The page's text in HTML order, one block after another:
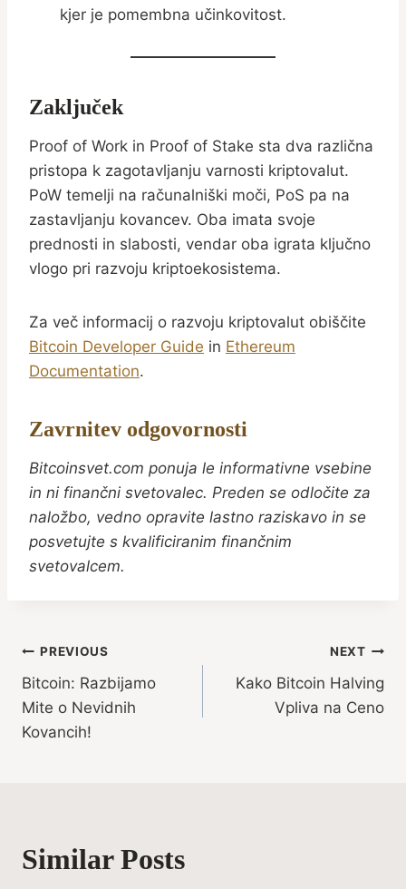
kjer je pomembna učinkovitost.
Zaključek
Proof of Work in Proof of Stake sta dva različna
pristopa k zagotavljanju varnosti kriptovalut.
PoW temelji na računalniški moči, PoS pa na
zastavljanju kovancev. Oba imata svoje
prednosti in slabosti, vendar oba igrata ključno
vlogo pri razvoju kriptoekosistema.
Za več informacij o razvoju kriptovalut obiščite
Bitcoin Developer Guide in Ethereum
Documentation.
Zavrnitev odgovornosti
Bitcoinsvet.com ponuja le informativne vsebine
in ni finančni svetovalec. Preden se odločite za
naložbo, vedno opravite lastno raziskavo in se
posvetujte s kvalificiranim finančnim
svetovalcem.
Post
navigation
PREVIOUS
Bitcoin: Razbijamo
Mite o Nevidnih
Kovancih!
NEXT
Kako Bitcoin Halving
Vpliva na Ceno
Similar Posts